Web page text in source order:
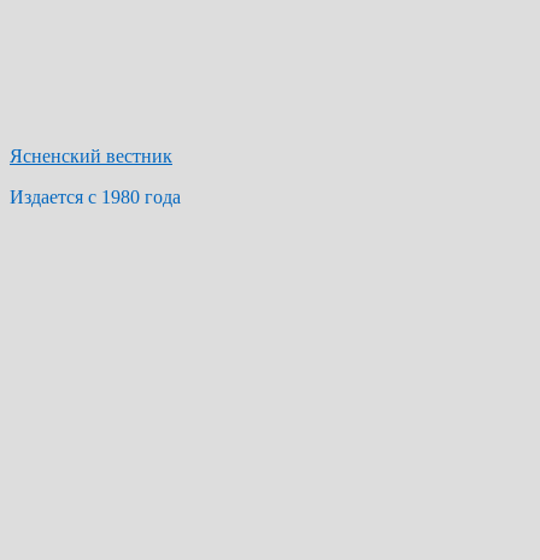
Ясненский вестник
Издается с 1980 года